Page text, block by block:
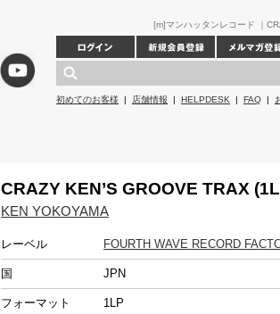
[m]マンハッタンレコード ｜
初めてのお客様 | 店舗情報 | HELPDESK | FAQ |
CRAZY KEN’S GROOVE TRAX
KEN YOKOYAMA
レーベル FOURTH WAVE RECORD
国 JPN
フォーマット 1LP